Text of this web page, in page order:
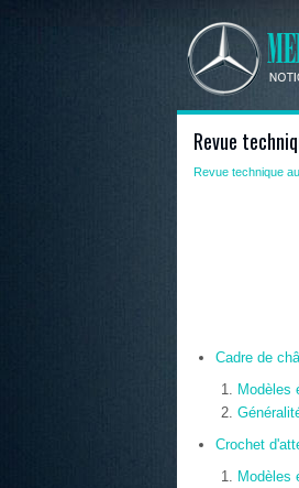
Revue
Revue technique
Cadre de
Modèles
Crochet
Modèles